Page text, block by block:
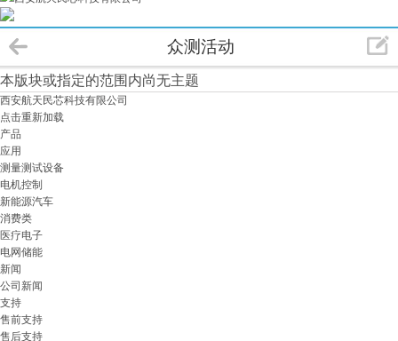
众测活动
本版块或指定的范围内尚无主题
西安航天民芯科技有限公司
点击重新加载
产品
应用
测量测试设备
电机控制
新能源汽车
消费类
医疗电子
电网储能
新闻
公司新闻
支持
售前支持
售后支持